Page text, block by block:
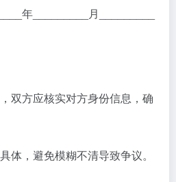
年_________月_________
方应核实对方身份信息，确
，避免模糊不清导致争议。